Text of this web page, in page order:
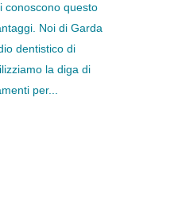
conoscono questo
Noi di Garda
dentistico di
la diga di
per...